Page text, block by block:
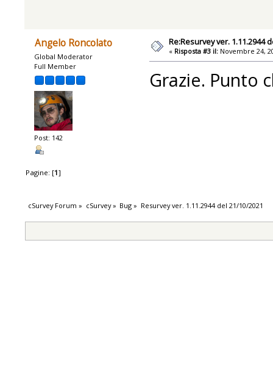
Angelo Roncolato
Global Moderator
Full Member
Post: 142
Re:Resurvey ver. 1.11.2944
« Risposta #3 il: Novembre 24,
Grazie. Punto
Pagine: [1]
cSurvey Forum » cSurvey» Bug » Resurvey ver. 1.11.2944 del 21/10/2021